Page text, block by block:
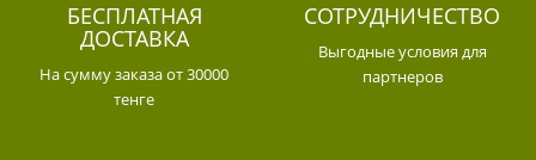
БЕСПЛАТНАЯ
ДОСТАВКА
На сумму заказа от 30000
тенге
СОТРУДНИЧЕСТВО
Выгодные условия для
партнеров